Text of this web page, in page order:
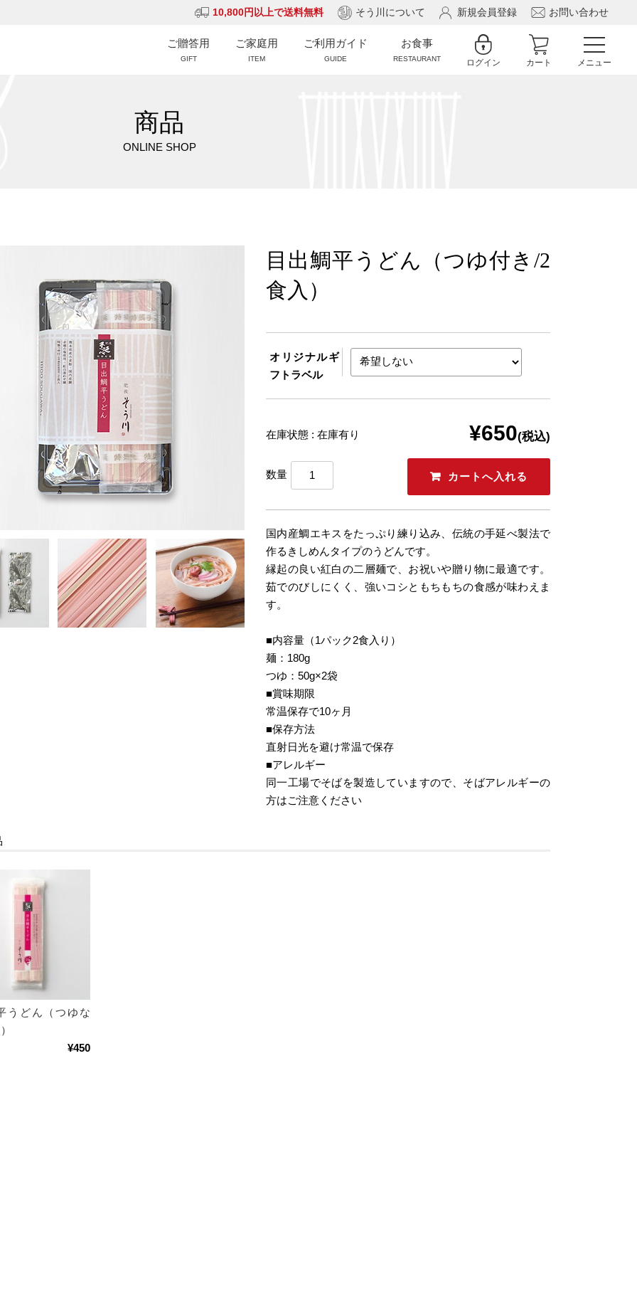
10,800円以上で送料無料 そう川について 新規会員登録 お問い合わせ
ご贈答用
GIFT
ご家庭用
ITEM
ご利用ガイド
GUIDE
お食事
RESTAURANT ログイン カート メニュー
商品
ONLINE SHOP
目出鯛平うどん（つゆ付き/2
食入）
オリジナルギ
フトラベル
在庫状態 : 在庫有り ¥650(税込)
数量
国内産鯛エキスをたっぷり練り込み、伝統の手延べ製法で
作るきしめんタイプのうどんです。
縁起の良い紅白の二層麺で、お祝いや贈り物に最適です。
茹でのびしにくく、強いコシともちもちの食感が味わえま
す。
■内容量（1パック2食入り）
麺：180g
つゆ：50g×2袋
■賞味期限
常温保存で10ヶ月
■保存方法
直射日光を避け常温で保存
■アレルギー
同一工場でそばを製造していますので、そばアレルギーの
方はご注意ください
うどん（つゆな
¥450